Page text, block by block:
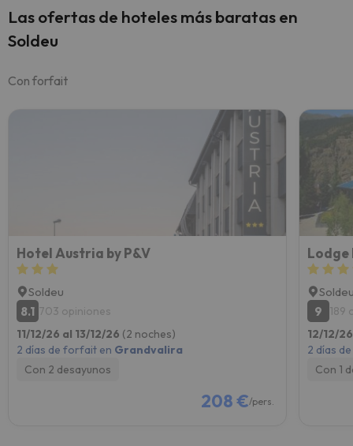
Las ofertas de hoteles más baratas en
Soldeu
Con forfait
Hotel Austria by P&V
Soldeu
8.1 703 opiniones
11/12/26 al 13/12/26 (2 noches)
2 días de forfait en Grandvalira
Con 2 desayunos
208 €/pers.
Lodge
9
189
12/12/
2 días
Con 1